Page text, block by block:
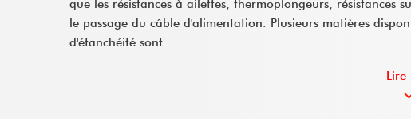
que les résistances à ailettes, thermoplongeurs, résistances
le passage du câble d'alimentation. Plusieurs matières
d'étanchéité sont...
Lire